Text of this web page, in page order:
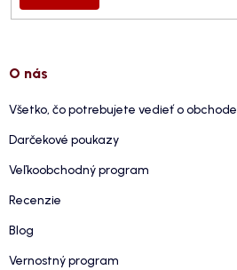
O nás
Všetko, čo potrebujete vedieť o obchode
Darčekové poukazy
Veľkoobchodný program
Recenzie
Blog
Vernostný program